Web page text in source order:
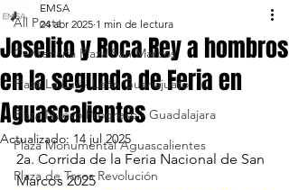
All Posts
Centenaria Plaza San Marcos
Plaza La Luz - León Guanajuato
Plaza Nuevo Progreso - Guadalajara
Plaza Monumental Aguascalientes
Plaza de Toros Revolución
Joselito y Roca Rey a hombros
en la segunda de Feria en
Aguascalientes
EMSA
24 abr 2025 1 min de lectura
Actualizado: 14 jul 2025
2a. Corrida de la Feria Nacional de San
Marcos 2025